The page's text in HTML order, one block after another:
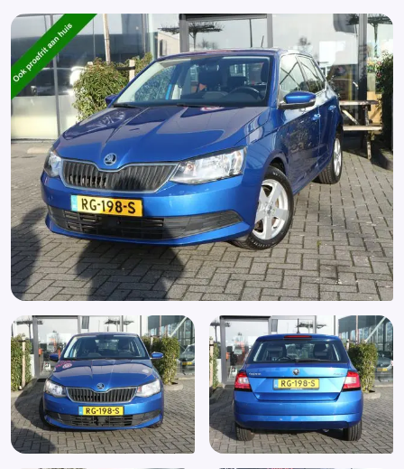
Lichtmetalen velgen 16"
Mistlampen voor
Multimedia-voorbereiding
Parkeersensor achter
Radio
Stuurbekrachtiging
Stuur leder
Stuur multifunctioneel
Stuur verstelbaar